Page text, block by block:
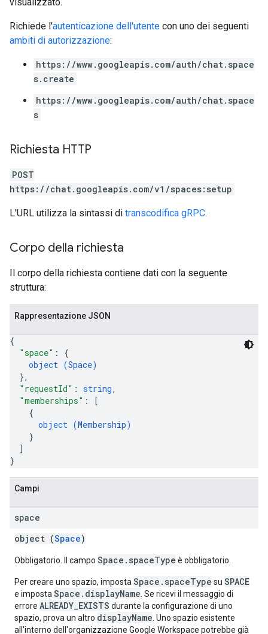
Richiede l'autenticazione dell'utente con uno dei seguenti
ambiti di autorizzazione:
https://www.googleapis.com/auth/chat.space
s.create
https://www.googleapis.com/auth/chat.space
s
Richiesta HTTP
POST
https://chat.googleapis.com/v1/spaces:setup
L'URL utilizza la sintassi di transcodifica gRPC.
Corpo della richiesta
Il corpo della richiesta contiene dati con la seguente
struttura:
Rappresentazione JSON
{
"space" : {
object (Space)
},
"requestId" : string,
"memberships" :
[
{
object (Membership)
}
]
}
Campi
space
object (Space)
Obbligatorio. Il campo Space.spaceType è obbligatorio.
Per creare uno spazio, imposta Space.spaceType su SPACE
e imposta Space.displayName . Se ricevi il messaggio di
errore ALREADY_EXISTS durante la configurazione di uno
spazio, prova un altro displayName . Uno spazio esistente
all'interno dell'organizzazione Google Workspace potrebbe già